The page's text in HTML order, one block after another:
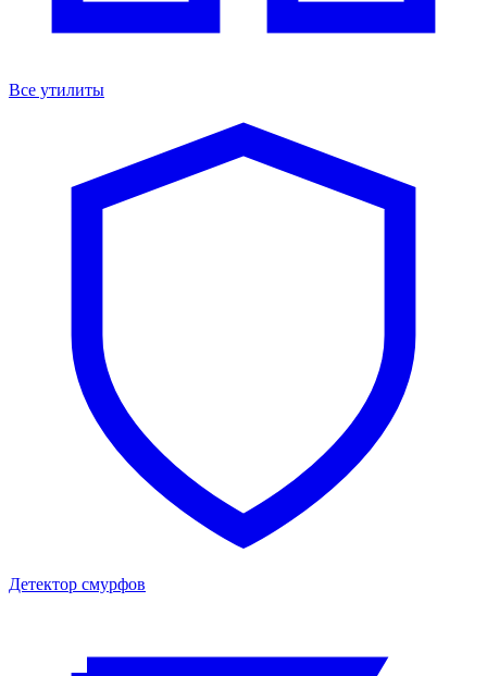
Все утилиты
Детектор смурфов